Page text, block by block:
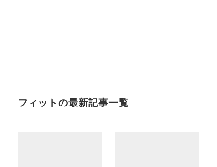
フィットの最新記事一覧